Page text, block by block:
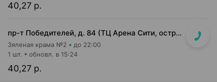
40,27 р.
пр-т Победителей, д. 84 (ТЦ Арена Сити, островок напротив касс)
Зяленая крама №2 до 22:00
40,27 р.
1 шт. обновл. в 15:24